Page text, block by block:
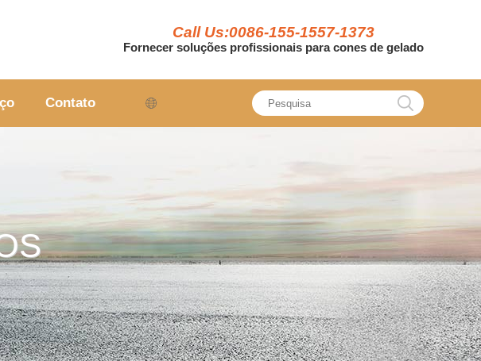
Call Us:0086-155-1557-1373
Fornecer soluções profissionais para cones de gelado
Contato